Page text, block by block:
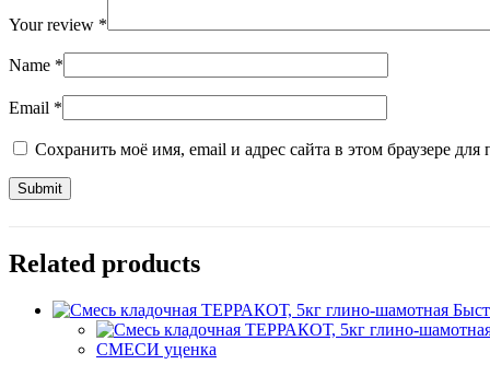
Your review *
Name *
Email *
Сохранить моё имя, email и адрес сайта в этом браузере
Related products
СМЕСИ уценка